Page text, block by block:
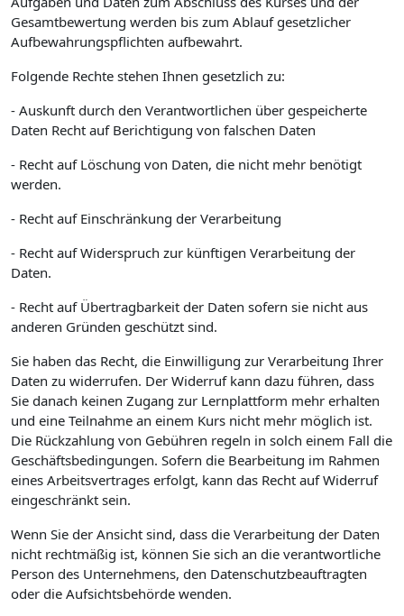
Gesamtbewertung werden bis zum Ablauf gesetzlicher
Aufbewahrungspflichten aufbewahrt.
Folgende Rechte stehen Ihnen gesetzlich zu:
- Auskunft durch den Verantwortlichen über gespeicherte
Daten Recht auf Berichtigung von falschen Daten
- Recht auf Löschung von Daten, die nicht mehr benötigt
werden.
- Recht auf Einschränkung der Verarbeitung
- Recht auf Widerspruch zur künftigen Verarbeitung der
Daten.
- Recht auf Übertragbarkeit der Daten sofern sie nicht aus
anderen Gründen geschützt sind.
Sie haben das Recht, die Einwilligung zur Verarbeitung Ihrer
Daten zu widerrufen. Der Widerruf kann dazu führen, dass
Sie danach keinen Zugang zur Lernplattform mehr erhalten
und eine Teilnahme an einem Kurs nicht mehr möglich ist.
Die Rückzahlung von Gebühren regeln in solch einem Fall die
Geschäftsbedingungen. Sofern die Bearbeitung im Rahmen
eines Arbeitsvertrages erfolgt, kann das Recht auf Widerruf
eingeschränkt sein.
Wenn Sie der Ansicht sind, dass die Verarbeitung der Daten
nicht rechtmäßig ist, können Sie sich an die verantwortliche
Person des Unternehmens, den Datenschutzbeauftragten
oder die Aufsichtsbehörde wenden.